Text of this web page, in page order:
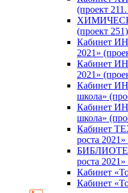
(проект
(проект 251)
Кабинет
2021»
Кабинет
2021»
Кабинет
школа»
Кабинет
школа»
Кабинет
роста
роста
Кабинет
Кабинет